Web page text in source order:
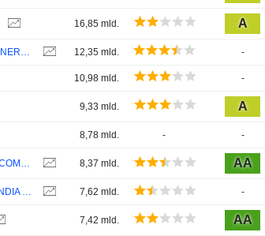
16,85 mld. A
LLOYDS METALS AND ENERGY LIMITED 12,35 mld. -
10,98 mld. -
9,33 mld. A
8,78 mld. - -
COMMERCIAL METALS COMPANY 8,37 mld. AA
STEEL AUTHORITY OF INDIA LIMITED 7,62 mld. -
7,42 mld. AA